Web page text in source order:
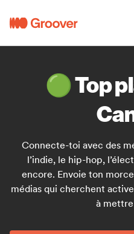
🟢 Top
Connecte-toi avec des
l’indie, le hip-hop,
encore. Envoie ton
médias qui cherchent
à